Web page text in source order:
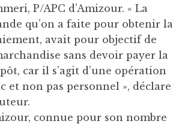
P/APC d’Amizour. « La
qu’on a faite pour obtenir la
avait pour objectif de
sans devoir payer la
car il s’agit d’une opération
et non pas personnel », déclare
connue pour son nombre